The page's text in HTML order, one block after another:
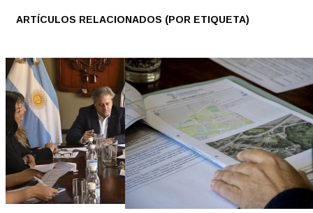
ARTÍCULOS RELACIONADOS (POR ETIQUETA)